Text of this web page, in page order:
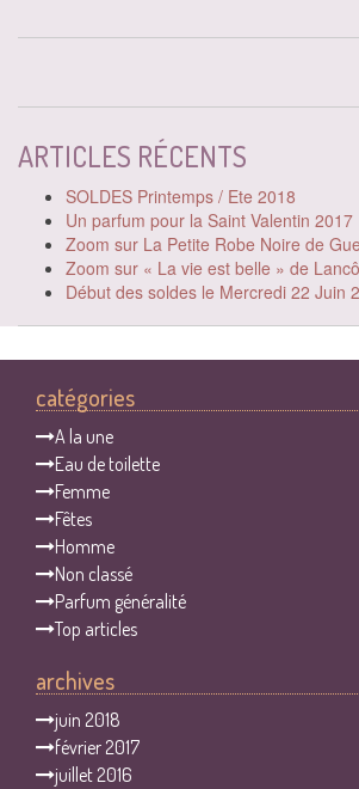
ARTICLES RÉCENTS
SOLDES Printemps / Ete 2018
Un parfum pour la Saint Valentin 2017
Zoom sur La Petite Robe Noire de
Zoom sur « La vie est belle » de
Début des soldes le Mercredi 22 Juin
catégories
A la une
Eau de toilette
Femme
Fêtes
Homme
Non classé
Parfum généralité
Top articles
archives
juin 2018
février 2017
juillet 2016